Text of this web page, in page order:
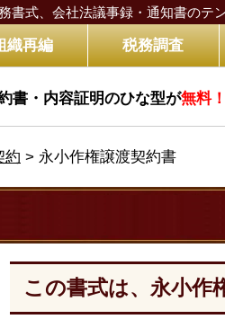
書式、 会社法議事録・通知書のテ
織再編 税務調査
書・内容証明のひな型が無料！
約 > 永小作権譲渡契約書
この書式は、永小作